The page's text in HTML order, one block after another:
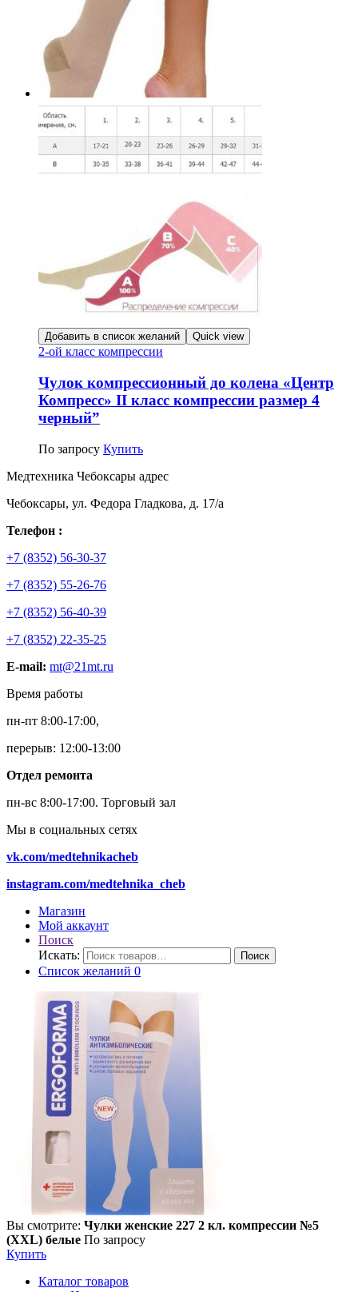
Добавить в список желаний Quick view
2-ой класс компрессии
Чулок компрессионный до колена «Центр
Компресс» II класс компрессии размер 4
черный”
По запросу Купить
Медтехника Чебоксары адрес
Чебоксары, ул. Федора Гладкова, д. 17/а
Телефон :
+7 (8352) 56-30-37
+7 (8352) 55-26-76
+7 (8352) 56-40-39
+7 (8352) 22-35-25
E-mail: mt@21mt.ru
Время работы
пн-пт 8:00-17:00,
перерыв: 12:00-13:00
Отдел ремонта
пн-вс 8:00-17:00. Торговый зал
Мы в социальных сетях
vk.com/medtehnikacheb
instagram.com/medtehnika_cheb
Магазин
Мой аккаунт
Поиск
Искать:
Поиск
Список желаний 0
Вы смотрите: Чулки женские 227 2 кл. компрессии №5
(XXL) белые По запросу
Купить
Каталог товаров